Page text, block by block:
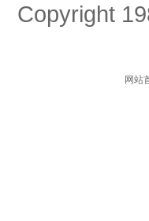
Copyright
网站